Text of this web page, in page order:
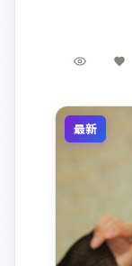
最新